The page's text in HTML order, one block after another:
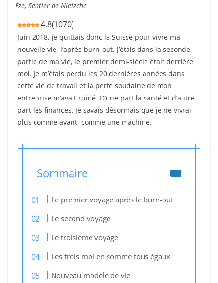
Eze, Sentier de Nietzche
4.8(1070)
Juin 2018, je quittais donc la Suisse pour vivre ma
nouvelle vie, l’après burn-out. J’étais dans la seconde
partie de ma vie, le premier demi-siècle était derrière
moi. Je m’étais perdu les 20 dernières années dans
cette vie de travail et la perte soudaine de mon
entreprise m’avait ruiné. D’une part la santé et d’autre
part les finances. Je savais désormais que je ne vivrai
plus comme avant, comme une machine.
Sommaire
Le premier voyage après le burn-out
Le second voyage
Le troisième voyage
Les trois moi en somme tous égaux
Nouveau modèle de vie